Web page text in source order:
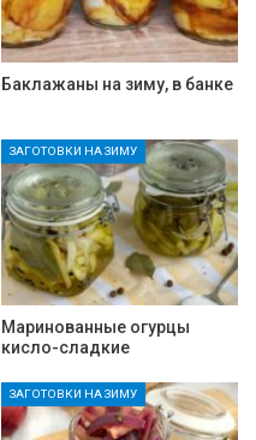
Баклажаны на зиму, в банке
ЗАГОТОВКИ НА ЗИМУ
Маринованные огурцы
кисло-сладкие
ЗАГОТОВКИ НА ЗИМУ